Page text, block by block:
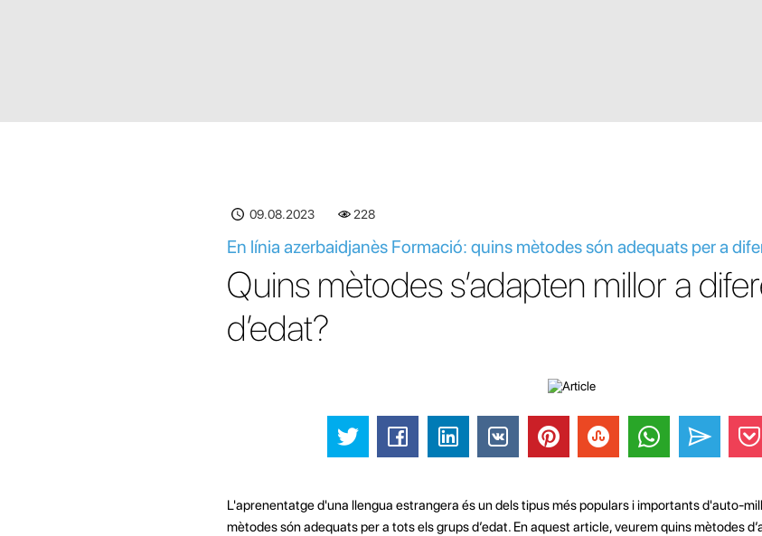
09.08.2023 228
En línia azerbaidjanès Formació: quins mètodes són adequats per a
Quins mètodes s’adapten millor a
d’edat?
L'aprenentatge d'una llengua estrangera és un dels tipus més populars i importants d'auto-
mètodes són adequats per a tots els grups d’edat. En aquest article, veurem quins mètodes